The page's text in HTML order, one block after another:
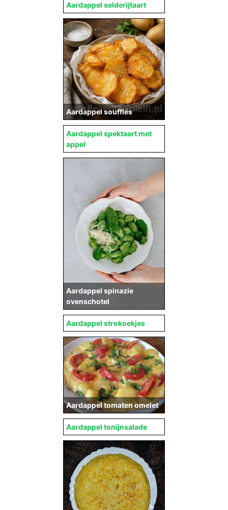
Aardappel selderijtaart
Aardappel soufflés
Aardappel spektaart met
appel
Aardappel spinazie
ovenschotel
Aardappel strokoekjes
Aardappel tomaten omelet
Aardappel tonijnsalade